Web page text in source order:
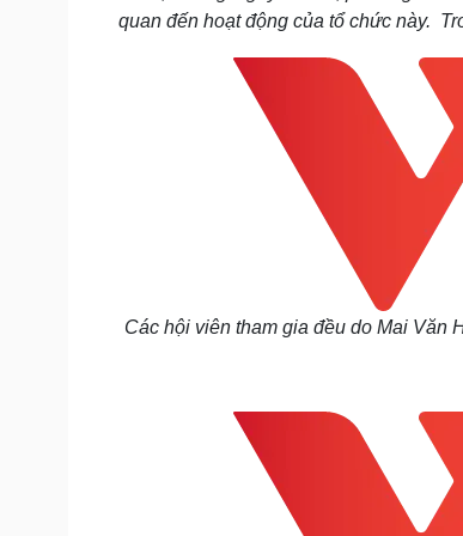
quan đến hoạt động của tổ chức này.
Các hội viên tham gia đều do Mai Văn